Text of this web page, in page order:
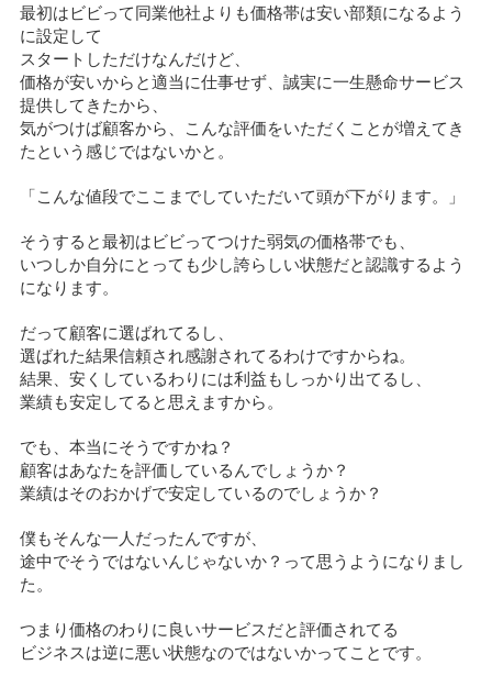
最初はビビって同業他社よりも価格帯は安い部類になるよう
に設定して
スタートしただけなんだけど、
価格が安いからと適当に仕事せず、誠実に一生懸命サービス
提供してきたから、
気がつけば顧客から、こんな評価をいただくことが増えてき
たという感じではないかと。
「こんな値段でここまでしていただいて頭が下がります。」
そうすると最初はビビってつけた弱気の価格帯でも、
いつしか自分にとっても少し誇らしい状態だと認識するよう
になります。
だって顧客に選ばれてるし、
選ばれた結果信頼され感謝されてるわけですからね。
結果、安くしているわりには利益もしっかり出てるし、
業績も安定してると思えますから。
でも、本当にそうですかね？
顧客はあなたを評価しているんでしょうか？
業績はそのおかげで安定しているのでしょうか？
僕もそんな一人だったんですが、
途中でそうではないんじゃないか？って思うようになりまし
た。
つまり価格のわりに良いサービスだと評価されてる
ビジネスは逆に悪い状態なのではないかってことです。